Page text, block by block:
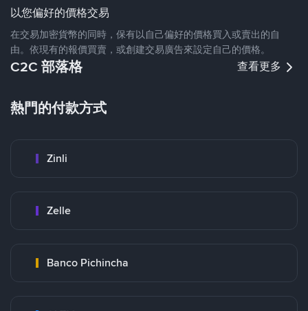
以您偏好的價格交易
在交易加密貨幣的同時，保有以自己偏好的價格買入或賣出的自
由。依現有的報價買賣，或創建交易廣告來設定自己的價格。
C2C 部落格 查看更多
熱門的付款方式
Zinli
Zelle
Banco Pichincha